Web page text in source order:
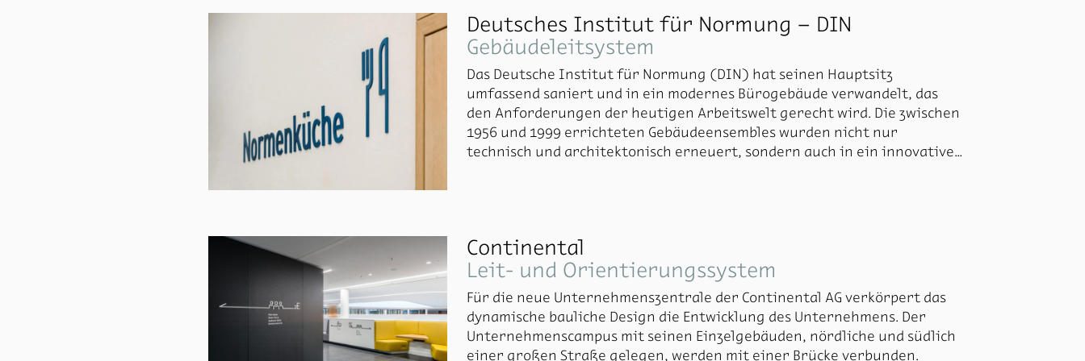
Deutsches Institut für Normung – DIN
Gebäudeleitsystem
Das Deutsche Institut für Normung (DIN) hat seinen Hauptsitz
umfassend saniert und in ein modernes Bürogebäude verwandelt, das
den Anforderungen der heutigen Arbeitswelt gerecht wird. Die zwischen
1956 und 1999 errichteten Gebäudeensembles wurden nicht nur
technisch und architektonisch erneuert, sondern auch in ein innovatives
eines ganzheitlichen Orientierungskonzepts, das Markenidentität und
Funktionalität miteinander verbindet.
Continental
Leit- und Orientierungssystem
Für die neue Unterneh­menszentrale der Continental AG verkörpert das
dynamische bauliche Design die Entwicklung des Unternehmens. Der
Unternehmenscampus mit seinen Einzelgebäuden, nördliche und südlich
einer großen Straße gelegen, werden mit einer Brücke verbunden.